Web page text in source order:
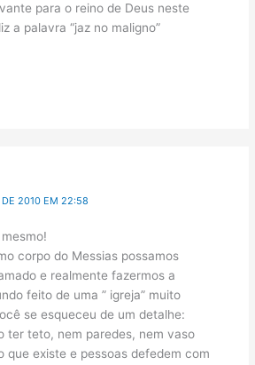
para o reino de Deus neste
a palavra “jaz no maligno”
DE 2010 EM 22:58
corpo do Messias possamos
e realmente fazermos a
feito de uma ” igreja” muito
se esqueceu de um detalhe:
ter teto, nem paredes, nem vaso
que existe e pessoas defedem com